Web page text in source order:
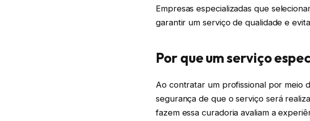
Empresas especializadas que
garantir um serviço de qualidade e
Por que um serviço
Ao contratar um profissional por meio
segurança de que o serviço será
fazem essa curadoria avaliam a